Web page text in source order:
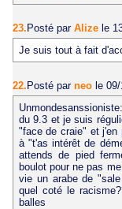
23. Posté par Alize le
Je suis tout à fait
22.Posté par neo le
du 9.3 et je suis
"face de craie" et j'en
à "t'as intérêt de
attends de pied
boulot pour ne pas
vie un arabe de
quel coté le
balles